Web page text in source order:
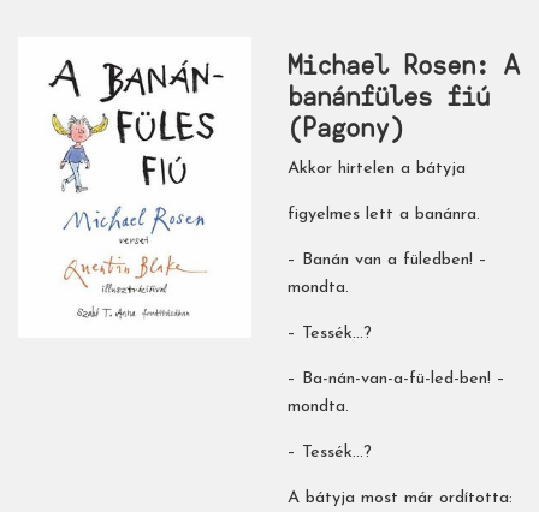
Michael Rosen: A
​banánfüles fiú
(Pagony)
Akkor hirtelen a bátyja
figyelmes lett a banánra.
– Banán van a füledben! –
mondta.
– Tessék…?
– Ba-nán-van-a-fü-led-ben! –
mondta.
– Tessék…?
A bátyja most már ordította: